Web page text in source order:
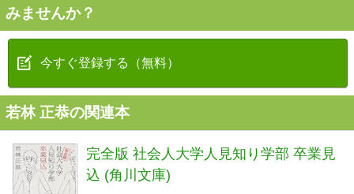
みませんか？
今すぐ登録する（無料）
若林 正恭の関連本
完全版 社会人大学人見知り学部 卒業見
込 (角川文庫)